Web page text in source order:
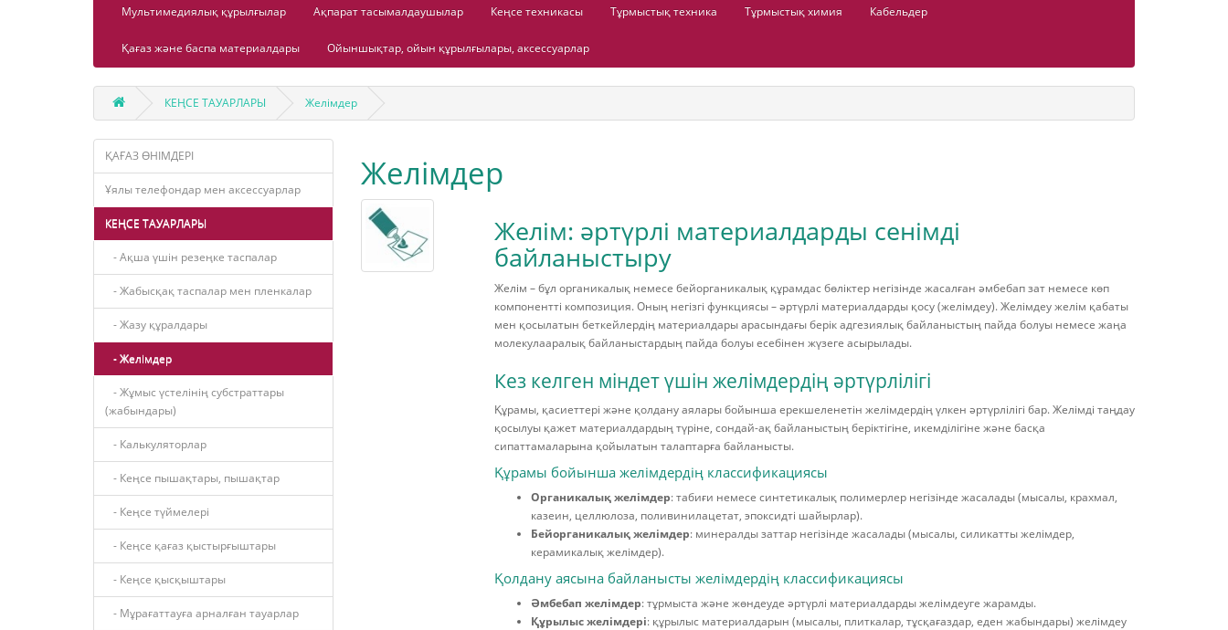
Мультимедиялық құрылғылар Ақпарат тасымалдаушылар Кеңсе техникасы Тұрмыстық техника Тұрмыстық химия Кабельдер
Қағаз және баспа материалдары Ойыншықтар, ойын құрылғылары, аксессуарлар
КЕҢСЕ ТАУАРЛАРЫ Желімдер
ҚАҒАЗ ӨНІМДЕРІ
Ұялы телефондар мен аксессуарлар
КЕҢСЕ ТАУАРЛАРЫ
- Ақша үшін резеңке таспалар
- Жабысқақ таспалар мен пленкалар
- Жазу құралдары
- Желімдер
- Жұмыс үстелінің субстраттары
(жабындары)
- Калькуляторлар
- Кеңсе пышақтары, пышақтар
- Кеңсе түймелері
- Кеңсе қағаз қыстырғыштары
- Кеңсе қысқыштары
- Мұрағаттауға арналған тауарлар
Желімдер
Желім: әртүрлі материалдарды сенімді
байланыстыру
Желім – бұл органикалық немесе бейорганикалық құрамдас бөліктер негізінде жасалған әмбебап зат немесе көп
компонентті композиция. Оның негізгі функциясы – әртүрлі материалдарды қосу (желімдеу). Желімдеу желім қабаты
мен қосылатын беткейлердің материалдары арасындағы берік адгезиялық байланыстың пайда болуы немесе жаңа
молекулааралық байланыстардың пайда болуы есебінен жүзеге асырылады.
Кез келген міндет үшін желімдердің әртүрлілігі
Құрамы, қасиеттері және қолдану аялары бойынша ерекшеленетін желімдердің үлкен әртүрлілігі бар. Желімді таңдау
қосылуы қажет материалдардың түріне, сондай-ақ байланыстың беріктігіне, икемділігіне және басқа
сипаттамаларына қойылатын талаптарға байланысты.
Құрамы бойынша желімдердің классификациясы
Органикалық желімдер: табиғи немесе синтетикалық полимерлер негізінде жасалады (мысалы, крахмал,
казеин, целлюлоза, поливинилацетат, эпоксидті шайырлар).
Бейорганикалық желімдер: минералды заттар негізінде жасалады (мысалы, силикатты желімдер,
керамикалық желімдер).
Қолдану аясына байланысты желімдердің классификациясы
Әмбебап желімдер: тұрмыста және жөндеуде әртүрлі материалдарды желімдеуге жарамды.
Құрылыс желімдері: құрылыс материалдарын (мысалы, плиткалар, тұсқағаздар, еден жабындары) желімдеу